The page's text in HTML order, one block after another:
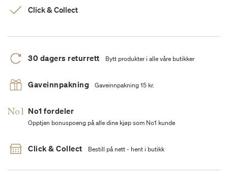
Click & Collect
30 dagers returrett Bytt produkter i alle våre butikker
Gaveinnpakning Gaveinnpakning 15 kr.
No1 fordeler
Opptjen bonuspoeng på alle dine kjøp som No1 kunde
Click & Collect Bestill på nett - hent i butikk